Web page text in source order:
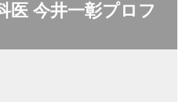
今井一彰プロフ